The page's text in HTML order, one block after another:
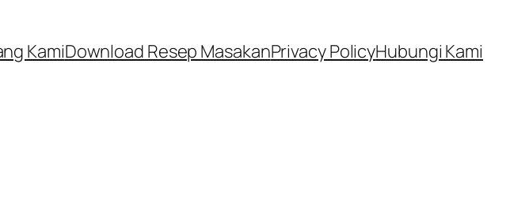
KamiDownload Resep MasakanPrivacy PolicyHubungi Kami